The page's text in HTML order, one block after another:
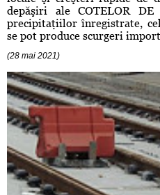
depăşiri ale COTELOR
precipitaţiilor înregistrate,
se pot produce scurgeri
(28 mai 2021)